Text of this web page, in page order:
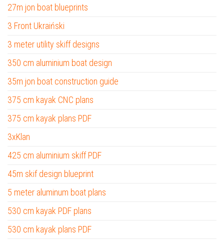
27m jon boat blueprints
3 Front Ukraiński
3 meter utility skiff designs
350 cm aluminium boat design
35m jon boat construction guide
375 cm kayak CNC plans
375 cm kayak plans PDF
3xKlan
425 cm aluminium skiff PDF
45m skif design blueprint
5 meter aluminum boat plans
530 cm kayak PDF plans
530 cm kayak plans PDF